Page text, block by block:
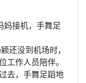
还没到机场时，
工作人员陪伴。
去，手舞足蹈地